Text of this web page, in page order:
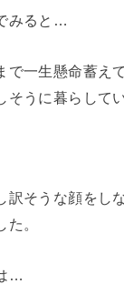
みると…
で一生懸命蓄え
そうに暮らして
訳そうな顔をし
。
…